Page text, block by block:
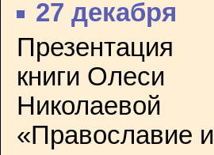
27 декабря
Презентация
книги Олеси
Николаевой
«Православие и